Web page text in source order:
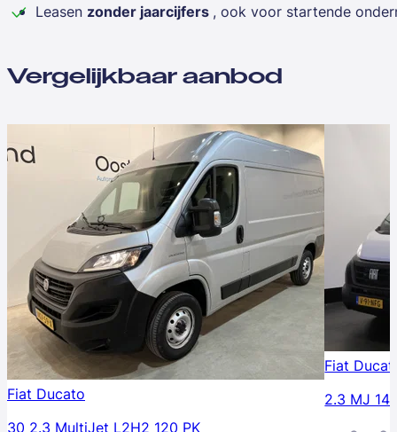
Leasen zonder jaarcijfers , ook voor startende
Vergelijkbaar aanbod
Fiat Ducato
30 2.3 MultiJet L2H2 120 PK
Fiat
2.3 MJ